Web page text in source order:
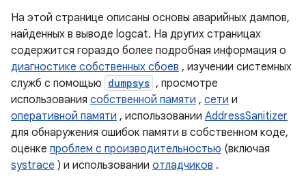
На этой странице описаны основы аварийных дампов,
найденных в выводе logcat. На других страницах
содержится гораздо более подробная информация о
диагностике собственных сбоев , изучении системных
служб с помощью dumpsys , просмотре
использования собственной памяти , сети и
оперативной памяти , использовании AddressSanitizer
для обнаружения ошибок памяти в собственном коде,
оценке проблем с производительностью (включая
systrace ) и использовании отладчиков .